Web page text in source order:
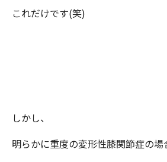
これだけです(笑)
しかし、
明らかに重度の変形性膝関節症の場